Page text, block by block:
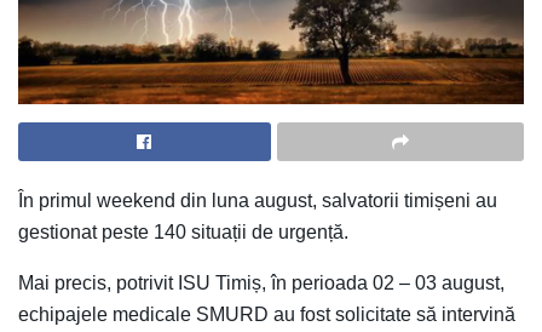
În primul weekend din luna august, salvatorii timișeni au
gestionat peste 140 situații de urgență.
Mai precis, potrivit ISU Timiș, în perioada 02 – 03 august,
echipajele medicale SMURD au fost solicitate să intervină